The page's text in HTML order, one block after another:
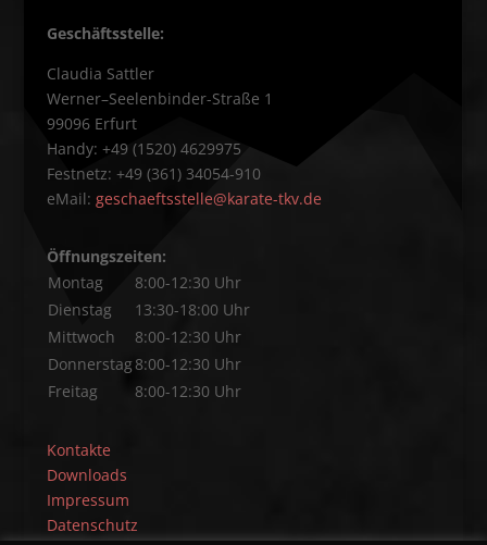
Geschäftsstelle:
Claudia Sattler
Werner–Seelenbinder-Straße 1
99096 Erfurt
Handy: +49 (1520) 4629975
Festnetz: +49 (361) 34054-910
eMail: geschaeftsstelle@karate-tkv.de
Öffnungszeiten:
Montag
8:00-12:30 Uhr
Dienstag
13:30-18:00 Uhr
Mittwoch
8:00-12:30 Uhr
Donnerstag8:00-12:30 Uhr
Freitag
8:00-12:30 Uhr
Kontakte
Downloads
Impressum
Datenschutz